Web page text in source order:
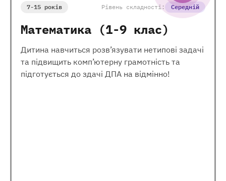
7-15 років Рівень складності: Середній
Математика (1-9 клас)
Дитина навчиться розв’язувати нетипові задачі
та підвищить комп’ютерну грамотність та
підготується до здачі ДПА на відмінно!